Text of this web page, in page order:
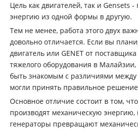
Цель как двигателей, так и Gensets
энергию из одной формы в другую.
Тем не менее, работа этого двух
довольно отличается. Если вы
двигатель или GENET от поставщика
тяжелого оборудования в
быть знакомым с различиями
могли принять правильное
Основное отличие состоит в том,
производят механическую энергию,
генераторы превращают